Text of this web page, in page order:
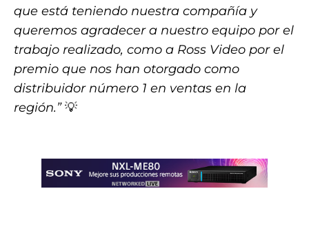
que está teniendo nuestra compañía y
queremos agradecer a nuestro equipo por el
trabajo realizado, como a Ross Video por el
premio que nos han otorgado como
distribuidor número 1 en ventas en la
región.”💡